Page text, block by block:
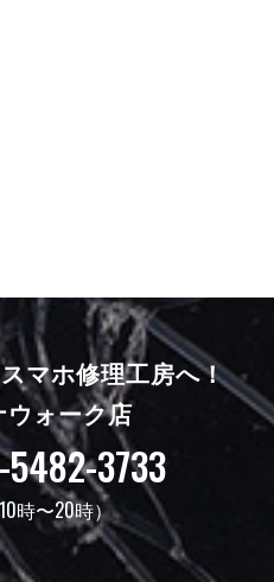
マホ修理工房へ！
ウォーク店
3733
時〜20時）